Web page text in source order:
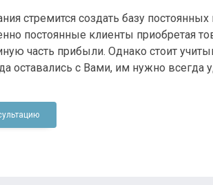
стремится создать базу постоянных
постоянные клиенты приобретая
часть прибыли. Однако стоит
оставались с Вами, им нужно всегда